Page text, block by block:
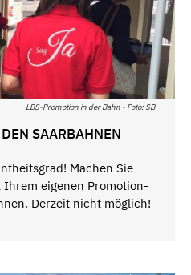
LBS-Promotion in der Bahn - Foto: SB
SAARBAHNEN
Machen Sie
eigenen Promotion-
Derzeit nicht möglich!